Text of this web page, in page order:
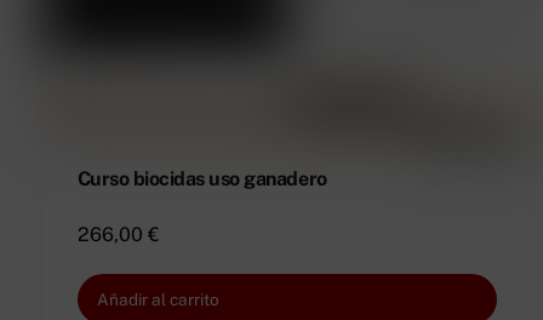
Curso biocidas uso ganadero
266,00 €
Añadir al carrito